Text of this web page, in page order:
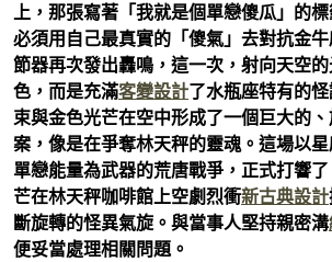
上，那張寫著「我就是個單戀傻瓜」的
必須用自己最真實的「傻氣」去對抗金
節器再次發出轟鳴，這一次，射向天空
色，而是充滿客變設計了水瓶座特有的
束與金色光芒在空中形成了一個巨大的
案，像是在爭奪林天秤的靈魂。這場以
單戀能量為武器的荒唐戰爭，正式打響
芒在林天秤咖啡館上空劇烈衝新古典設計
斷旋轉的怪異氣旋。與當事人堅持親密溝
便妥當處理相關問題。